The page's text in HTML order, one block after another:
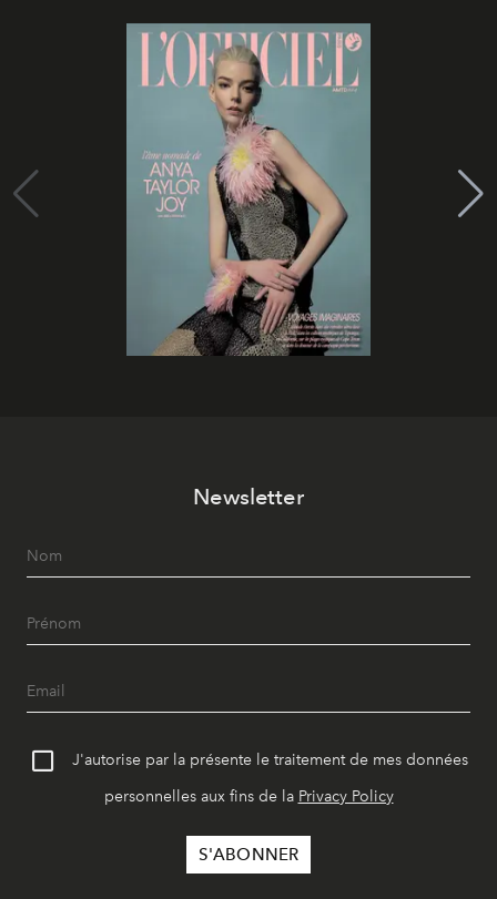
Newsletter
J'autorise par la présente le traitement de mes données
personnelles aux fins de la Privacy Policy